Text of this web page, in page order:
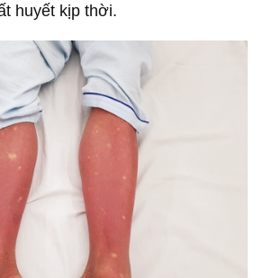
huyết kịp thời.